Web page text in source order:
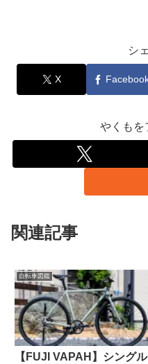
シ
X
やくもを
関連記事
自転車図鑑
【FUJI VAPAH】シングル